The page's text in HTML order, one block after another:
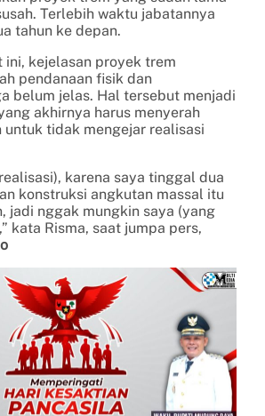
Terlebih waktu jabatannya
tahun ke depan.
ini, kejelasan proyek trem
pendanaan fisik dan
belum jelas. Hal tersebut menjadi
akhirnya harus menyerah
untuk tidak mengejar realisasi
karena saya tinggal dua
konstruksi angkutan massal itu
jadi nggak mungkin saya (yang
kata Risma, saat jumpa pers,